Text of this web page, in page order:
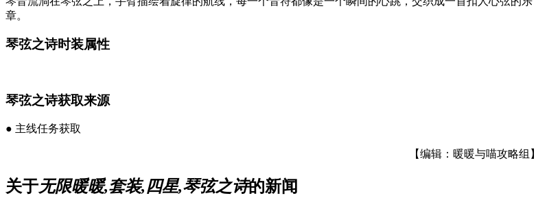
章。
琴弦之诗时装属性
琴弦之诗获取来源
● 主线任务获取
【编辑：暖暖与喵攻略组】
关于无限暖暖,套装,四星,琴弦之诗的新闻